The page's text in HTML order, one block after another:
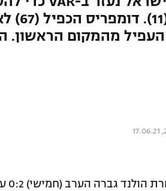
דפאי
העפיל מהמקום הראשון.